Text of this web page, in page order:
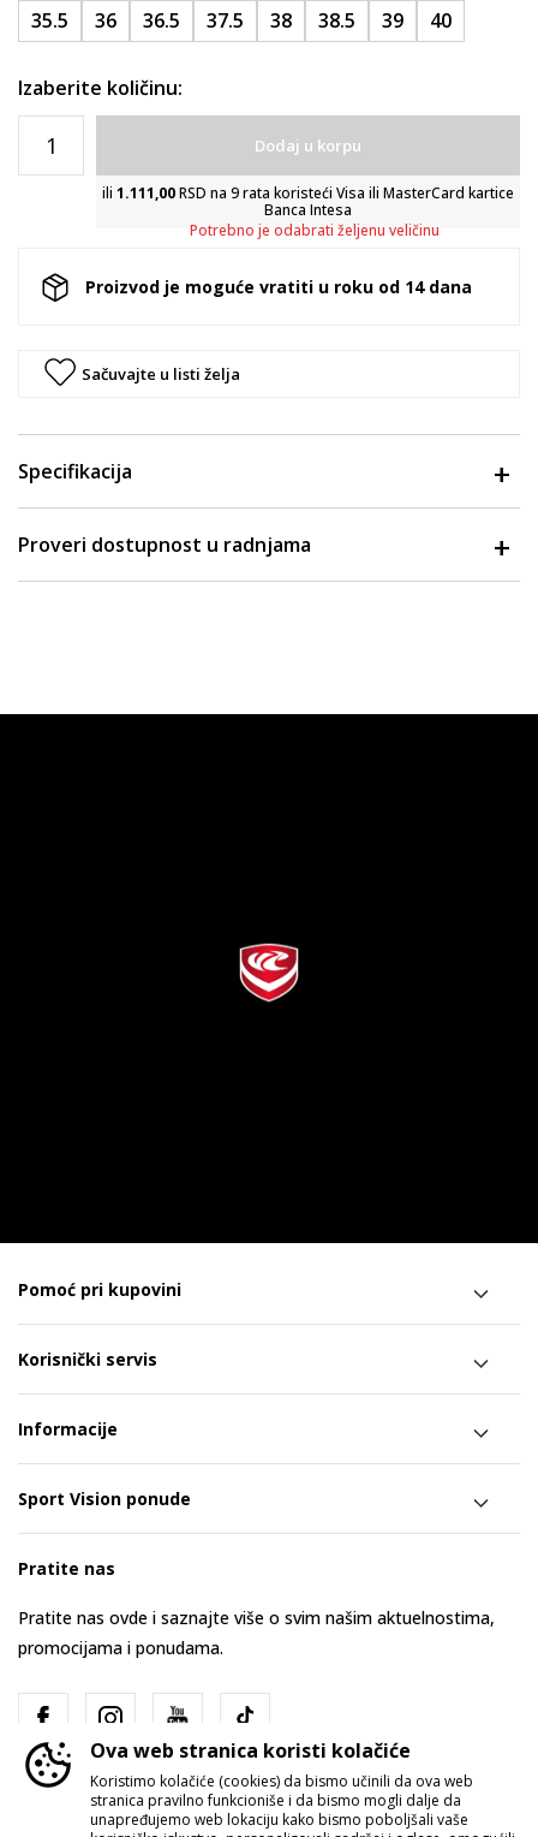
35.5 36 36.5 37.5 38 38.5 39 40
Izaberite količinu:
Dodaj u korpu
ili 1.111,00RSD na 9 rata koristeći Visa ili MasterCard kartice
Banca Intesa
Potrebno je odabrati željenu veličinu
Proizvod je moguće vratiti u roku od 14 dana
Sačuvajte u listi želja
Specifikacija
Proveri dostupnost u radnjama
Pomoć pri kupovini
Korisnički servis
Informacije
Sport Vision ponude
Pratite nas
Pratite nas ovde i saznajte više o svim našim aktuelnostima,
promocijama i ponudama.
Ova web stranica koristi kolačiće
Koristimo kolačiće (cookies) da bismo učinili da ova web
stranica pravilno funkcioniše i da bismo mogli dalje da
unapređujemo web lokaciju kako bismo poboljšali vaše